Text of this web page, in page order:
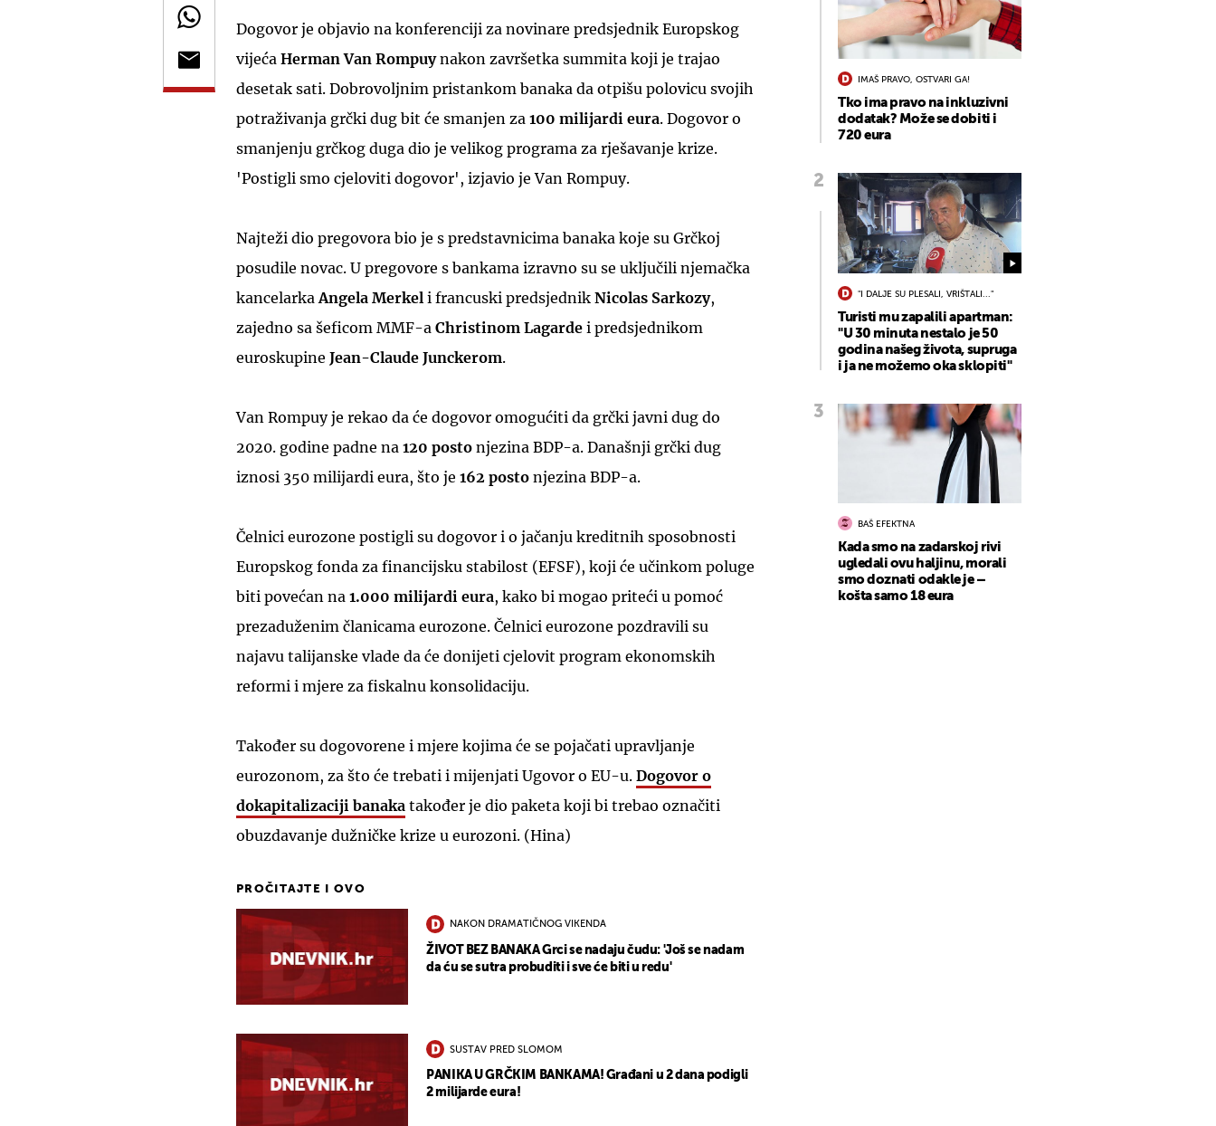
Dogovor je objavio na konferenciji za novinare predsjednik Europskog
vijeća Herman Van Rompuynakon završetka summita koji je trajao
desetak sati. Dobrovoljnim pristankom banaka da otpišu polovicu svojih
potraživanja grčki dug bit će smanjen za 100 milijardi eura. Dogovor o
smanjenju grčkog duga dio je velikog programa za rješavanje krize.
'Postigli smo cjeloviti dogovor', izjavio je Van Rompuy.
Najteži dio pregovora bio je s predstavnicima banaka koje su Grčkoj
posudile novac. U pregovore s bankama izravno su se uključili njemačka
kancelarka Angela Merkel i francuski predsjednik Nicolas Sarkozy,
zajedno sa šeficom MMF-a Christinom Lagarde i predsjednikom
euroskupine Jean-Claude Junckerom.
Van Rompuy je rekao da će dogovor omogućiti da grčki javni dug do
2020. godine padne na 120 posto njezina BDP-a. Današnji grčki dug
iznosi 350 milijardi eura, što je 162 posto njezina BDP-a.
Čelnici eurozone postigli su dogovor i o jačanju kreditnih sposobnosti
Europskog fonda za financijsku stabilost (EFSF), koji će učinkom poluge
biti povećan na 1.000 milijardi eura, kako bi mogao priteći u pomoć
prezaduženim članicama eurozone. Čelnici eurozone pozdravili su
najavu talijanske vlade da će donijeti cjelovit program ekonomskih
reformi i mjere za fiskalnu konsolidaciju.
Također su dogovorene i mjere kojima će se pojačati upravljanje
eurozonom, za što će trebati i mijenjati Ugovor o EU-u. Dogovor o
dokapitalizaciji banaka također je dio paketa koji bi trebao označiti
obuzdavanje dužničke krize u eurozoni. (Hina)
PROČITAJTE I OVO
NAKON DRAMATIČNOG VIKENDA
ŽIVOT BEZ BANAKA Grci se nadaju čudu: 'Još se nadam
da ću se sutra probuditi i sve će biti u redu'
SUSTAV PRED SLOMOM
PANIKA U GRČKIM BANKAMA! Građani u 2 dana podigli
2 milijarde eura!
IMAŠ PRAVO, OSTVARI GA!
Tko ima pravo na inkluzivni
dodatak? Može se dobiti i
720 eura
"I DALJE SU PLESALI, VRIŠTALI..."
Turisti mu zapalili apartman:
"U 30 minuta nestalo je 50
godina našeg života, supruga
i ja ne možemo oka sklopiti"
BAŠ EFEKTNA
Kada smo na zadarskoj rivi
ugledali ovu haljinu, morali
smo doznati odakle je –
košta samo 18 eura